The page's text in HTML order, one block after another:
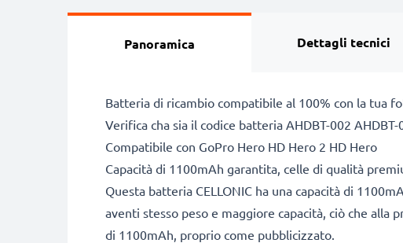
Panoramica Dettagli tecnici
Batteria di ricambio compatibile al 100% con la tua
Verifica cha sia il codice batteria AHDBT-002
Compatibile con GoPro Hero HD Hero 2 HD Hero
Capacità di 1100mAh garantita, celle di qualità
Questa batteria CELLONIC ha una capacità di
aventi stesso peso e maggiore capacità, ciò che alla
di 1100mAh, proprio come pubblicizzato.